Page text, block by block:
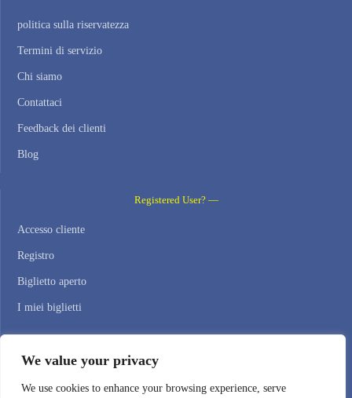
We value your privacy
We use cookies to enhance your browsing experience, serve
politica sulla riservatezza
Termini di servizio
Chi siamo
Contattaci
Feedback dei clienti
Blog
Registered User? —
Accesso cliente
Registro
Biglietto aperto
I miei biglietti